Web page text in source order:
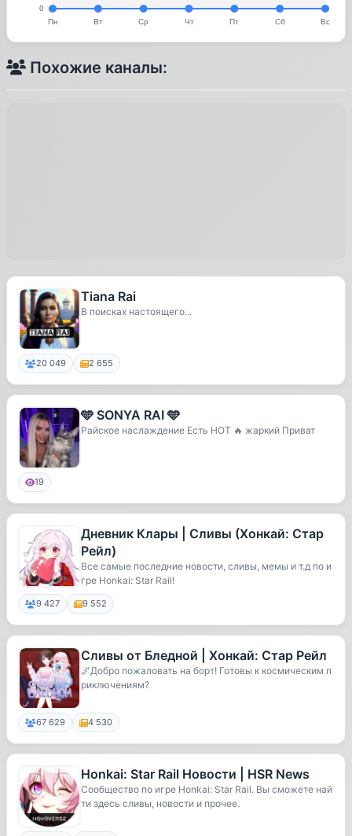
Похожие каналы:
Tiana Rai
В поисках настоящего...
20 049 2 655
🩵 SONYA RAI 🩵
Райское наслаждение Есть HOT 🔥 жаркий Приват
19
Дневник Клары | Сливы (Хонкай: Стар
Рейл)
Все самые последние новости, сливы, мемы и т.д по и
гре Honkai: Star Rail!
9 427 9 552
Сливы от Бледной | Хонкай: Стар Рейл
🌌Добро пожаловать на борт! Готовы к космическим п
риключениям?
67 629 4 530
Honkai: Star Rail Новости | HSR News
Сообщество по игре Honkai: Star Rail. Вы сможете най
ти здесь сливы, новости и прочее.